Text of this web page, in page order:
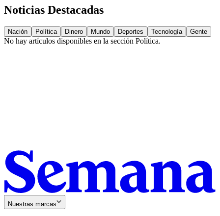
Noticias Destacadas
Nación Política Dinero Mundo Deportes Tecnología Gente
No hay artículos disponibles en la sección Política.
Nuestras marcas